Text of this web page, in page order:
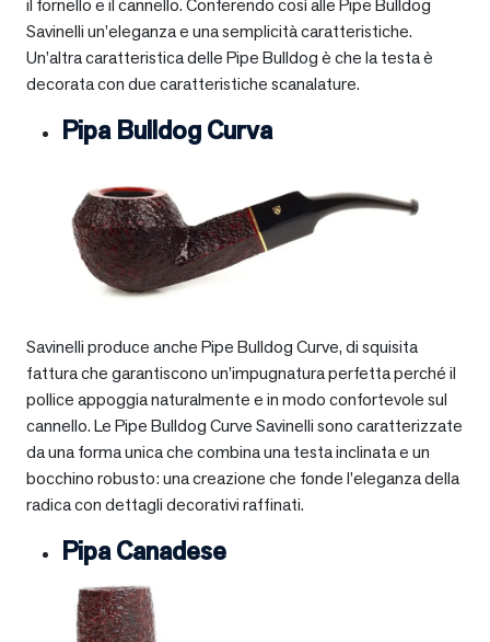
il fornello e il cannello. Conferendo così alle Pipe Bulldog
Savinelli un’eleganza e una semplicità caratteristiche.
Un’altra caratteristica delle Pipe Bulldog è che la testa è
decorata con due caratteristiche scanalature.
Pipa Bulldog Curva
Savinelli produce anche Pipe Bulldog Curve, di squisita
fattura che garantiscono un’impugnatura perfetta perché il
pollice appoggia naturalmente e in modo confortevole sul
cannello. Le Pipe Bulldog Curve Savinelli sono caratterizzate
da una forma unica che combina una testa inclinata e un
bocchino robusto: una creazione che fonde l’eleganza della
radica con dettagli decorativi raffinati.
Pipa Canadese